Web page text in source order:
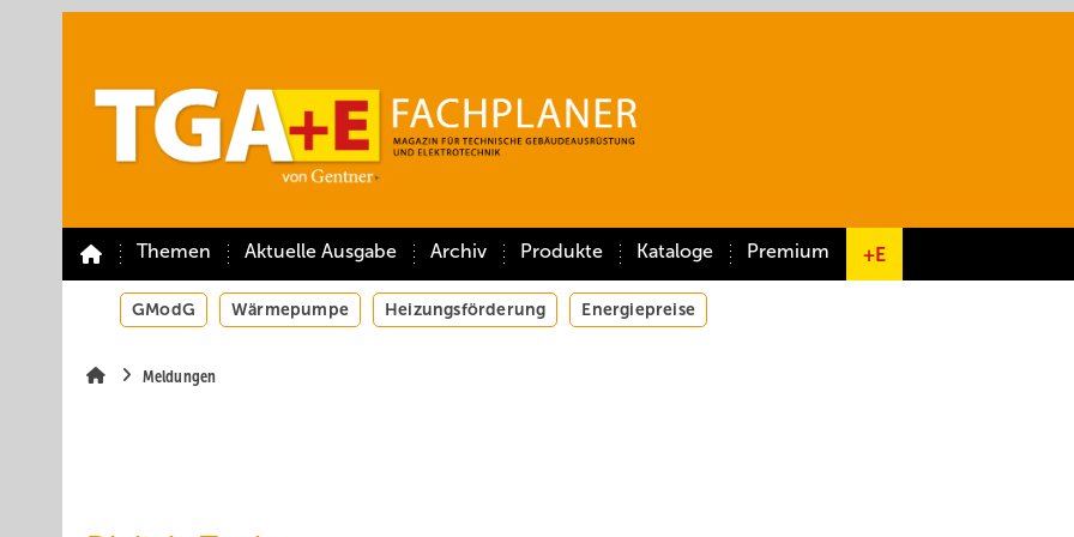
Themen Aktuelle Ausgabe Archiv Produkte Kataloge Premium +E
GModG Wärmepumpe Heizungsförderung Energiepreise
Meldungen